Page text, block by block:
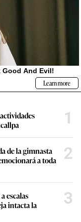
1
de la gimnasta
a toda
2
escalas
intacta la
3